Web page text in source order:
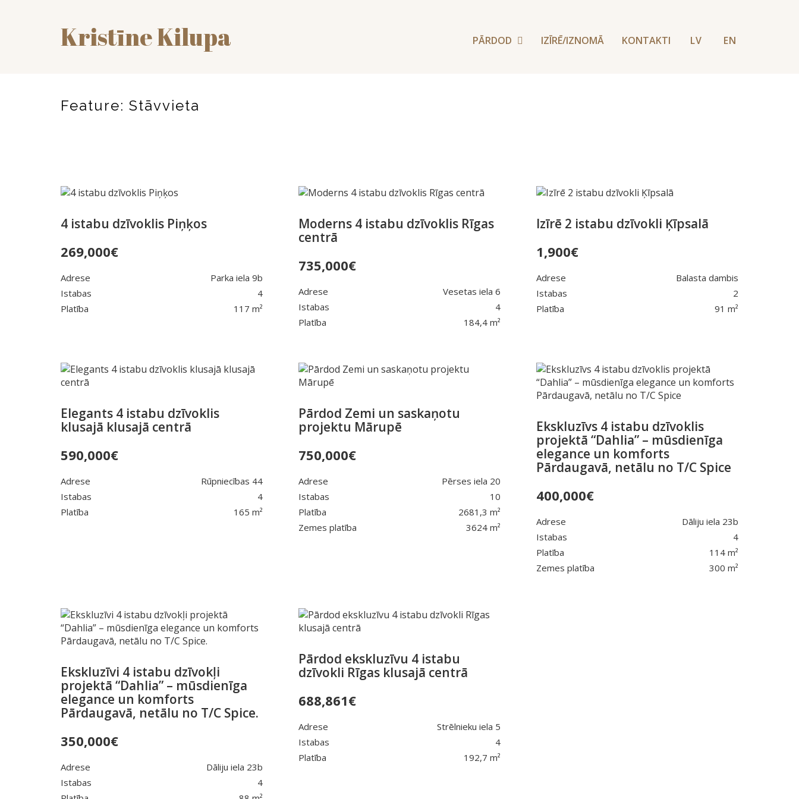
Kristīne Kilupa PĀRDOD IZĪRĒ/IZNOMĀ KONTAKTI LV EN
Feature: Stāvvieta
4 istabu dzīvoklis Piņķos
269,000€
Adrese
Parka iela 9b
Istabas
4
Platība
117 m²
Moderns 4 istabu dzīvoklis Rīgas
centrā
735,000€
Adrese
Vesetas iela 6
Istabas
4
Platība
184,4 m²
Izīrē 2 istabu dzīvokli Ķīpsalā
1,900€
Adrese
Balasta dambis
Istabas
2
Platība
91 m²
Elegants 4 istabu dzīvoklis
klusajā klusajā centrā
590,000€
Adrese
Rūpniecības 44
Istabas
4
Platība
165 m²
Pārdod Zemi un saskaņotu
projektu Mārupē
750,000€
Adrese
Pērses iela 20
Istabas
10
Platība
2681,3 m²
Zemes platība
3624 m²
Ekskluzīvs 4 istabu dzīvoklis
projektā “Dahlia” – mūsdienīga
elegance un komforts
Pārdaugavā, netālu no T/C Spice
400,000€
Adrese
Dāliju iela 23b
Istabas
4
Platība
114 m²
Zemes platība
300 m²
Ekskluzīvi 4 istabu dzīvokļi
projektā “Dahlia” – mūsdienīga
elegance un komforts
Pārdaugavā, netālu no T/C Spice.
350,000€
Adrese
Dāliju iela 23b
Istabas
4
Pārdod ekskluzīvu 4 istabu
dzīvokli Rīgas klusajā centrā
688,861€
Adrese
Strēlnieku iela 5
Istabas
4
Platība
192,7 m²